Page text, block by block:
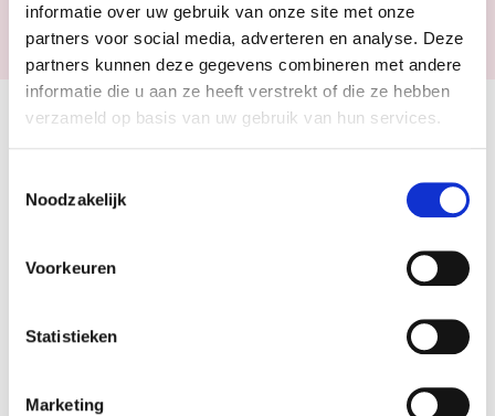
informatie over uw gebruik van onze site met onze
partners voor social media, adverteren en analyse. Deze
partners kunnen deze gegevens combineren met andere
informatie die u aan ze heeft verstrekt of die ze hebben
verzameld op basis van uw gebruik van hun services.
Noodzakelijk
Voorkeuren
Statistieken
Marketing
Basiswaarborgen verzekeringen vergelijken
Offerte aanvragen
Meer info? Aarzel niet, bel